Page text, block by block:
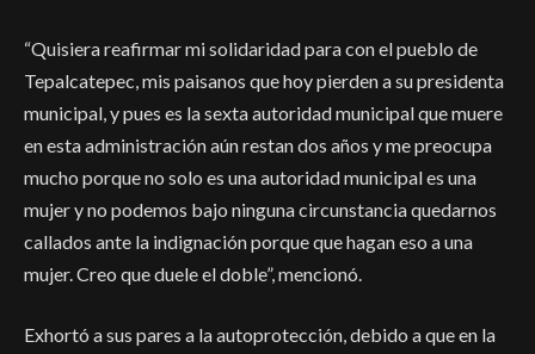
“Quisiera reafirmar mi solidaridad para con el pueblo de
Tepalcatepec, mis paisanos que hoy pierden a su presidenta
municipal, y pues es la sexta autoridad municipal que muere
en esta administración aún restan dos años y me preocupa
mucho porque no solo es una autoridad municipal es una
mujer y no podemos bajo ninguna circunstancia quedarnos
callados ante la indignación porque que hagan eso a una
mujer. Creo que duele el doble”, mencionó.
Exhortó a sus pares a la autoprotección, debido a que en la